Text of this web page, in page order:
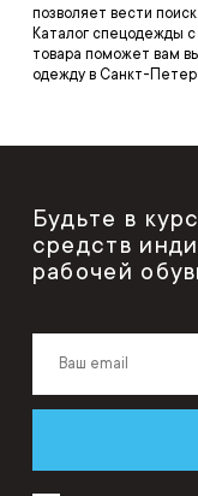
позволяет вести
Каталог спецодежды
товара поможет вам
одежду в Санкт-
Будьте в
средств
рабочей